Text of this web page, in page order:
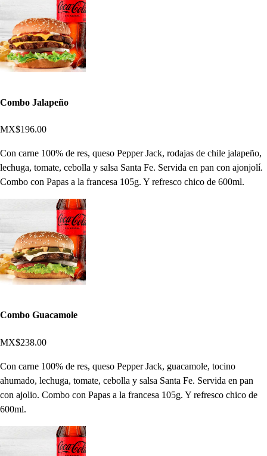
Combo Jalapeño
MX$196.00
Con carne 100% de res, queso Pepper Jack, rodajas de chile jalapeño,
lechuga, tomate, cebolla y salsa Santa Fe. Servida en pan con ajonjolí.
Combo con Papas a la francesa 105g. Y refresco chico de 600ml.
Combo Guacamole
MX$238.00
Con carne 100% de res, queso Pepper Jack, guacamole, tocino
ahumado, lechuga, tomate, cebolla y salsa Santa Fe. Servida en pan
con ajolio. Combo con Papas a la francesa 105g. Y refresco chico de
600ml.